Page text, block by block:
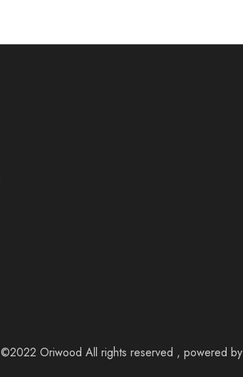
©2022 Oriwood All rights reserved , powered by